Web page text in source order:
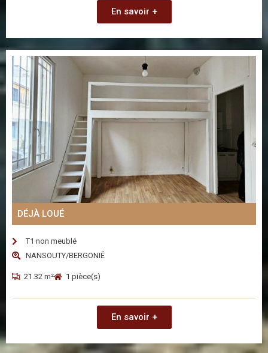
En savoir +
DÉJÀ LOUÉ
T1 non meublé
NANSOUTY/BERGONIÉ
21.32 m² 1 pièce(s)
En savoir +